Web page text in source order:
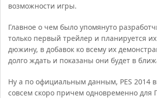
возможности игры.
Главное о чем было упомянуто
только первый трейлер и планируется
дюжину, в добавок ко всему их
долго ждать и показаны они будет в
Ну а по официальным данным, PES 2014
совсем скоро причем одновременно для